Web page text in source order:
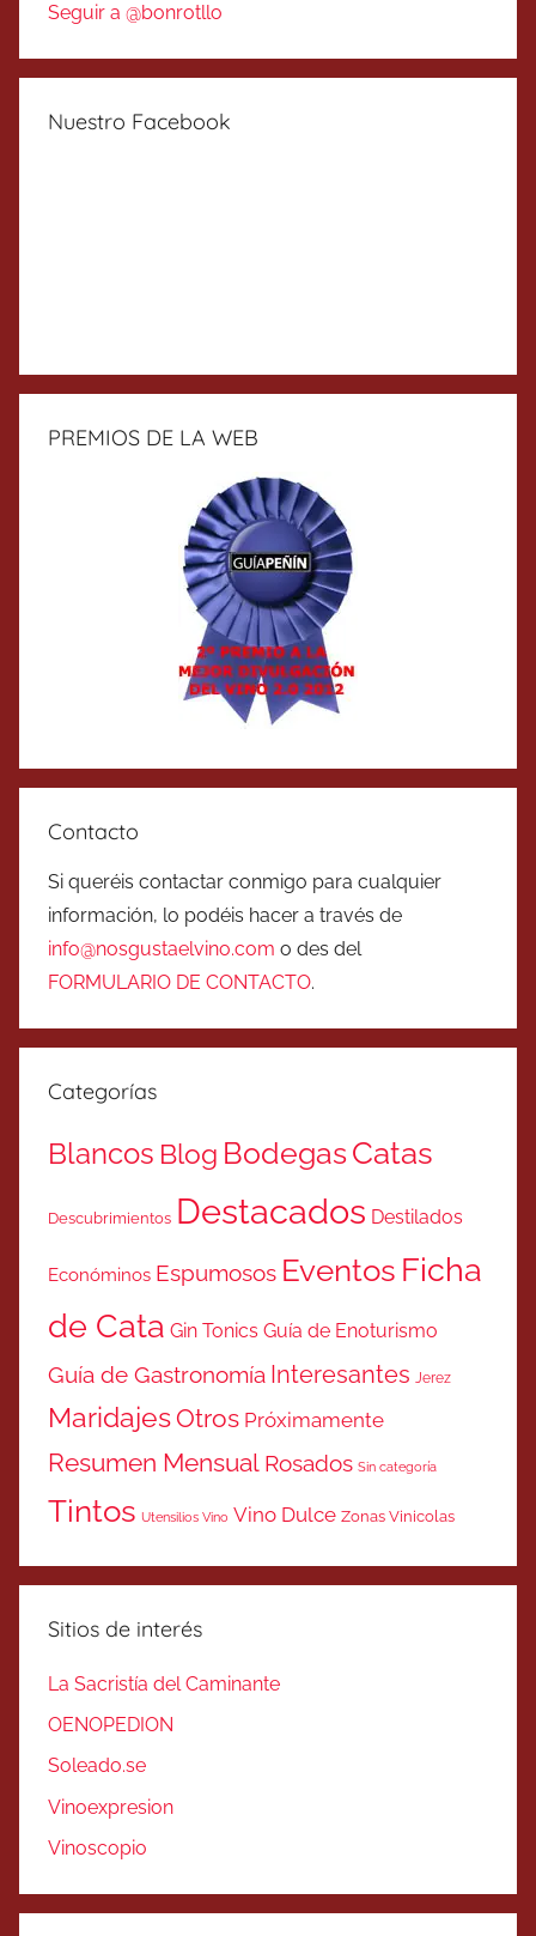
Seguir a @bonrotllo
Nuestro Facebook
PREMIOS DE LA WEB
Contacto
Si queréis contactar conmigo para cualquier
información, lo podéis hacer a través de
info@nosgustaelvino.com o des del
FORMULARIO DE CONTACTO.
Categorías
Blancos Blog BodegasCatas
Descubrimientos Destacados Destilados
Económinos Espumosos Eventos Ficha
de Cata Gin Tonics Guía de Enoturismo
Guía de Gastronomía Interesantes Jerez
MaridajesOtros Próximamente
Resumen Mensual Rosados Sin categoría
Tintos Utensilios Vino Vino Dulce Zonas Vinicolas
Sitios de interés
La Sacristía del Caminante
OENOPEDION
Soleado.se
Vinoexpresion
Vinoscopio